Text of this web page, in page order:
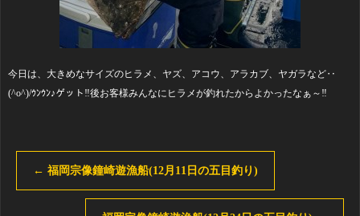
今日は、大きめなサイズのヒラメ、ヤズ、アコウ、アラカブ、ヤガラなど‥
(^o^)/ｳﾝｳﾝ♪ゲット‼️後お客様みんなにヒラメが釣れたからよかったなぁ～‼️
← 福岡宗像鐘崎遊漁船(12月11日の五目釣り)